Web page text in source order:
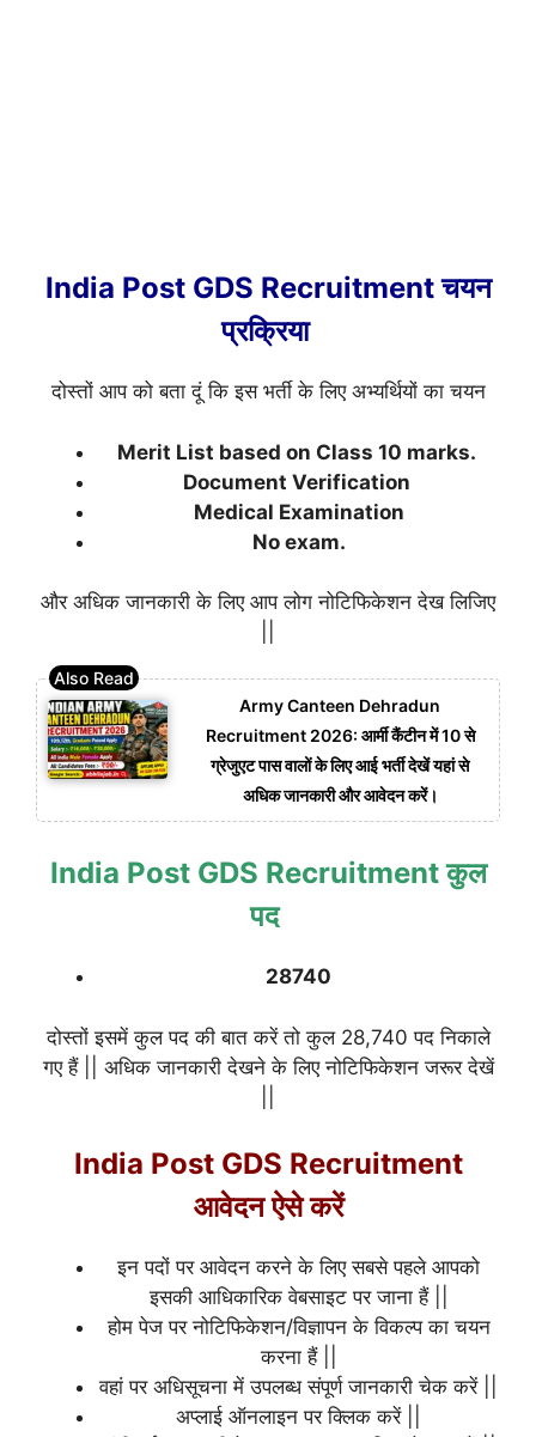
India Post GDS Recruitment चयन
प्रक्रिया
दोस्तों आप को बता दूं कि इस भर्ती के लिए अभ्यर्थियों का चयन
Merit List based on Class 10 marks.
Document Verification
Medical Examination
No exam.
और अधिक जानकारी के लिए आप लोग नोटिफिकेशन देख लिजिए
Army Canteen Dehradun
Recruitment 2026: आर्मी कैंटीन में 10 से
ग्रेजुएट पास वालों के लिए आई भर्ती देखें यहां से
अधिक जानकारी और आवेदन करें।
India Post GDS Recruitment कुल
पद
28740
दोस्तों इसमें कुल पद की बात करें तो कुल 28,740 पद निकाले
गए हैं || अधिक जानकारी देखने के लिए नोटिफिकेशन जरूर देखें
India Post GDS Recruitment
आवेदन ऐसे करें
इन पदों पर आवेदन करने के लिए सबसे पहले आपको
इसकी आधिकारिक वेबसाइट पर जाना हैं ||
होम पेज पर नोटिफिकेशन/विज्ञापन के विकल्प का चयन
करना हैं ||
वहां पर अधिसूचना में उपलब्ध संपूर्ण जानकारी चेक करें ||
अप्लाई ऑनलाइन पर क्लिक करें ||